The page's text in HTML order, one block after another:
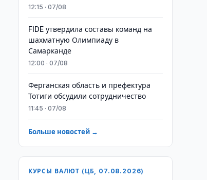
12:15 · 07/08
FIDE утвердила составы команд на
шахматную Олимпиаду в
Самарканде
12:00 · 07/08
Ферганская область и префектура
Тотиги обсудили сотрудничество
11:45 · 07/08
Больше новостей →
КУРСЫ ВАЛЮТ (ЦБ, 07.08.2026)